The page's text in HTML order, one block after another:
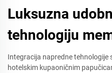
Luksuzna
tehnologiju
Integracija napredne tehnologije
hotelskim kupaoničnim